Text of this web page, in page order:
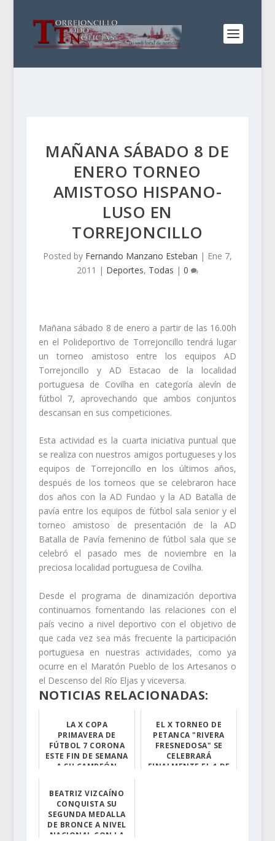
MAÑANA SÁBADO 8 DE
ENERO TORNEO
AMISTOSO HISPANO-
LUSO EN
TORREJONCILLO
Posted by Fernando Manzano Esteban | Ene 7,
2011 | Deportes, Todas | 0
Mañana sábado 8 de enero a partir de las 16.00h
en el Polideportivo de Torrejoncillo tendrá lugar
un torneo amistoso entre los equipos AD
Torrejoncillo y AD Estacao de la localidad
portuguesa de Covilha en categoría alevín de
fútbol 7, aprovechando que ambos conjuntos
descansan en sus competiciones.
Esta actividad es la cuarta iniciativa puntual que
se realiza con nuestros amigos portugueses y los
equipos de Torrejoncillo en los últimos años,
después de los torneos que se celebraron hace
dos años con la AD Fundao y la AD Batalla de
pavía entre los equipos de fútbol sala senior y el
torneo amistoso de presentación de la AD
Batalla de Pavía femenino de fútbol sala que se
celebró el pasado mes de noviembre en la
preciosa localidad portuguesa de Covilha.
Desde el programa de dinamización deportiva
continuamos fomentando las relaciones con el
país vecino a nivel deportivo con el objetivo de
que cada vez sea más frecuente la participación
portuguesa en nuestras actividades, como ya
ocurre en el Maratón Pueblo de los Artesanos o
el Descenso del Río Eljas y viceversa.
NOTICIAS RELACIONADAS:
LA X COPA
PRIMAVERA DE
FÚTBOL 7 CORONA
ESTE FIN DE SEMANA
A SU CAMPEÓN
EL X TORNEO DE
PETANCA "RIVERA
FRESNEDOSA" SE
CELEBRARÁ
FINALMENTE EL 1 DE
BEATRIZ VIZCAÍNO
CONQUISTA SU
SEGUNDA MEDALLA
DE BRONCE A NIVEL
NACIONAL CON LA